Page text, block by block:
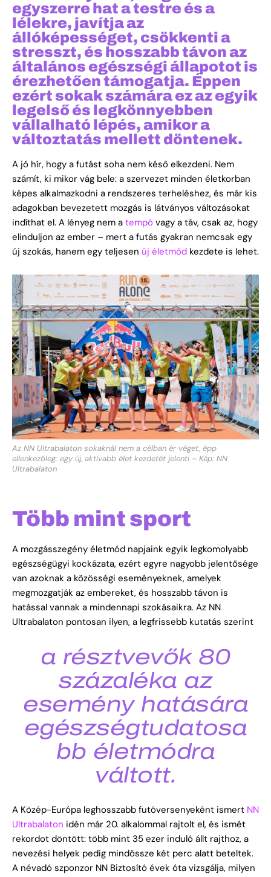
egyszerre hat a testre és a
lélekre, javítja az
állóképességet, csökkenti a
stresszt, és hosszabb távon az
általános egészségi állapotot is
érezhetően támogatja. Éppen
ezért sokak számára ez az egyik
legelső és legkönnyebben
vállalható lépés, amikor a
változtatás mellett döntenek.
A jó hír, hogy a futást soha nem késő elkezdeni. Nem
számít, ki mikor vág bele: a szervezet minden életkorban
képes alkalmazkodni a rendszeres terheléshez, és már kis
adagokban bevezetett mozgás is látványos változásokat
indíthat el. A lényeg nem a tempó vagy a táv, csak az, hogy
elinduljon az ember – mert a futás gyakran nemcsak egy
új szokás, hanem egy teljesen új életmód kezdete is lehet.
Az NN Ultrabalaton sokaknál nem a célban ér véget, épp
ellenkezőleg: egy új, aktívabb élet kezdetét jelenti – Kép: NN
Ultrabalaton
Több mint sport
A mozgásszegény életmód napjaink egyik legkomolyabb
egészségügyi kockázata, ezért egyre nagyobb jelentősége
van azoknak a közösségi eseményeknek, amelyek
megmozgatják az embereket, és hosszabb távon is
hatással vannak a mindennapi szokásaikra. Az NN
Ultrabalaton pontosan ilyen, a legfrissebb kutatás szerint
a résztvevők 80
százaléka az
esemény hatására
egészségtudatosa
bb életmódra
váltott.
A Közép-Európa leghosszabb futóversenyeként ismert NN
Ultrabalaton idén már 20. alkalommal rajtolt el, és ismét
rekordot döntött: több mint 35 ezer induló állt rajthoz, a
nevezési helyek pedig mindössze két perc alatt beteltek.
A névadó szponzor NN Biztosító évek óta vizsgálja, milyen